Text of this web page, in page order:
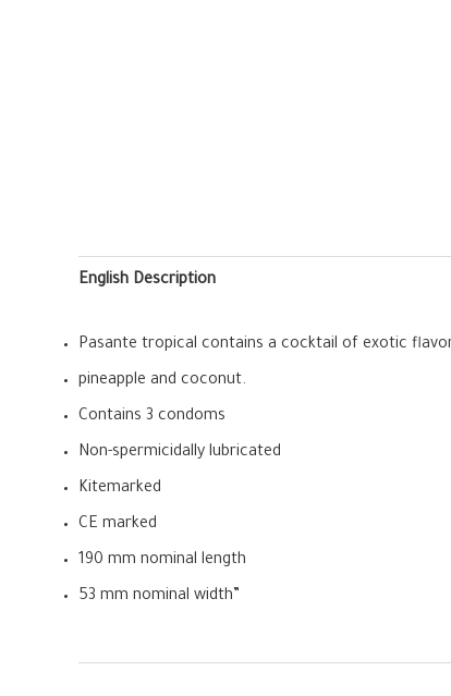
English Description
Pasante tropical contains a cocktail of exotic
pineapple and coconut.
Contains 3 condoms
Non-spermicidally lubricated
Kitemarked
CE marked
190 mm nominal length
53 mm nominal width”